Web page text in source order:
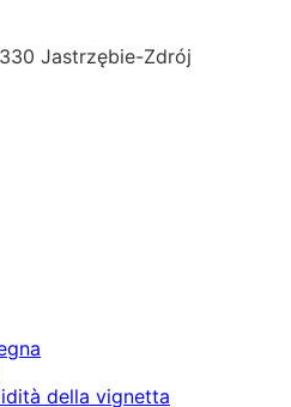
330 Jastrzębie-Zdrój
della vignetta